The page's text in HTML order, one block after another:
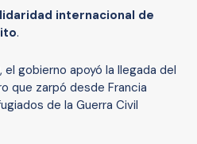
internacional de
.
gobierno apoyó la llegada del
que zarpó desde Francia
de la Guerra Civil